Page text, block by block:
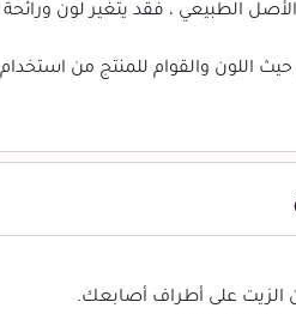
الطبيعي ، فقد يتغير لون ورائحة
اللون والقوام للمنتج من استخدام
على أطراف أصابعك.